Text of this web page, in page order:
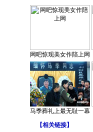
网吧惊现美女作陪上网
马季葬礼上最无耻一幕
【相关链接】